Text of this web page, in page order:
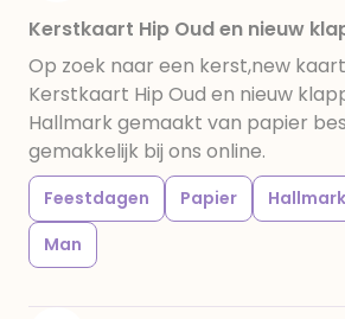
Kerstkaart Hip Oud en nieuw
Op zoek naar een kerst,new
Kerstkaart Hip Oud en nieuw
Hallmark gemaakt van papier
gemakkelijk bij ons online.
Feestdagen Papier Hallmark
Man